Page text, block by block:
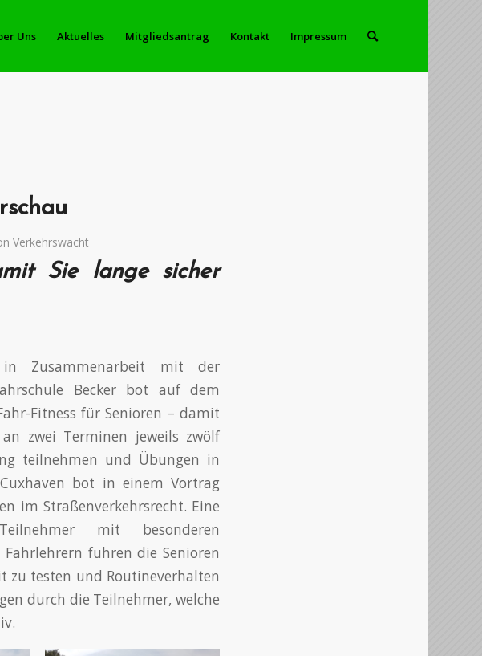
Uns Aktuelles Mitgliedsantrag Kontakt Impressum
Verkehrswacht
Sie lange sicher
in Zusammenarbeit mit der
Becker bot auf dem
Fitness für Senioren – damit
zwei Terminen jeweils zwölf
teilnehmen und Übungen in
bot in einem Vortrag
im Straßenverkehrsrecht. Eine
mit besonderen
fuhren die Senioren
zu testen und Routineverhalten
durch die Teilnehmer, welche